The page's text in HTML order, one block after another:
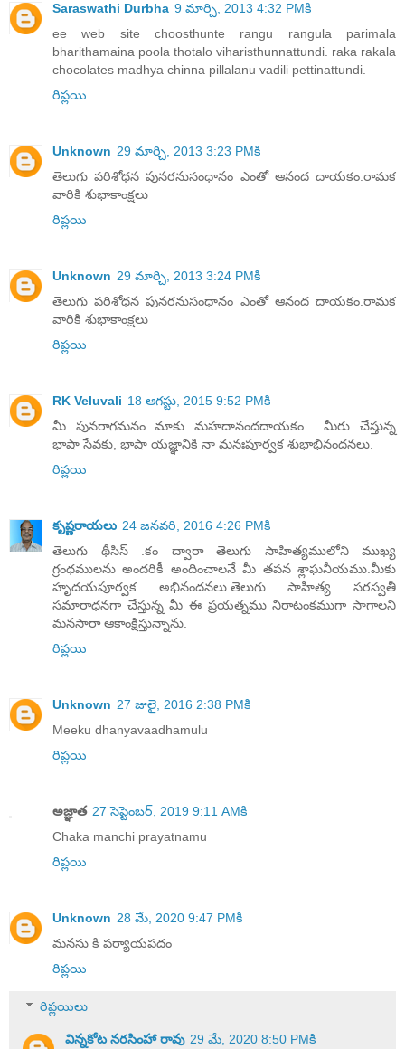
Saraswathi Durbha 9 మార్చి, 2013 4:32 PMకి
ee web site choosthunte rangu rangula parimala
bharithamaina poola thotalo viharisthunnattundi. raka rakala
chocolates madhya chinna pillalanu vadili pettinattundi.
రిప్లయి
Unknown 29 మార్చి, 2013 3:23 PMకి
తెలుగు పరిశోధన పునరనుసంధానం ఎంతో ఆనంద దాయకం.రామక
వారికి శుభాకాంక్షలు
రిప్లయి
Unknown 29 మార్చి, 2013 3:24 PMకి
తెలుగు పరిశోధన పునరనుసంధానం ఎంతో ఆనంద దాయకం.రామక
వారికి శుభాకాంక్షలు
రిప్లయి
RK Veluvali 18 ఆగస్టు, 2015 9:52 PMకి
మీ పునరాగమనం మాకు మహదానందదాయకం... మీరు చేస్తున్న
భాషా సేవకు, భాషా యజ్ఞానికి నా మనఃపూర్వక శుభాభినందనలు.
రిప్లయి
కృష్ణరాయలు 24 జనవరి, 2016 4:26 PMకి
తెలుగు థీసిస్ .కం ద్వారా తెలుగు సాహిత్యములోని ముఖ్య
గ్రంధములను అందరికీ అందించాలనే మీ తపన శ్లాఘనీయము.మీకు
హృదయపూర్వక అభినందనలు.తెలుగు సాహిత్య సరస్వతీ
సమారాధనగా చేస్తున్న మీ ఈ ప్రయత్నము నిరాటంకముగా సాగాలని
మనసారా ఆకాంక్షిస్తున్నాను.
రిప్లయి
Unknown 27 జులై, 2016 2:38 PMకి
Meeku dhanyavaadhamulu
రిప్లయి
అజ్ఞాత 27 సెప్టెంబర్, 2019 9:11 AMకి
Chaka manchi prayatnamu
రిప్లయి
Unknown 28 మే, 2020 9:47 PMకి
మనసు కి పర్యాయపదం
రిప్లయి
రిప్లయిలు
విన్నకోట నరసింహా రావు 29 మే, 2020 8:50 PMకి